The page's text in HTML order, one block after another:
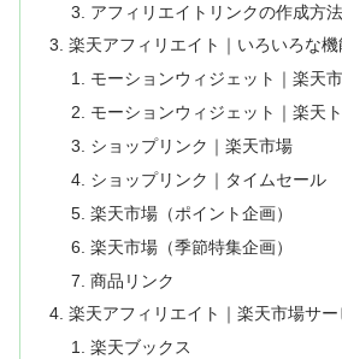
アフィリエイトリンクの作成方法
楽天アフィリエイト｜いろいろな機
モーションウィジェット｜楽天
モーションウィジェット｜楽天
ショップリンク｜楽天市場
ショップリンク｜タイムセール
楽天市場（ポイント企画）
楽天市場（季節特集企画）
商品リンク
楽天アフィリエイト｜楽天市場サー
楽天ブックス